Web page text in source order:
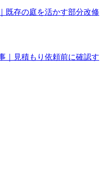
既存の庭を活かす部分改修
｜見積もり依頼前に確認す